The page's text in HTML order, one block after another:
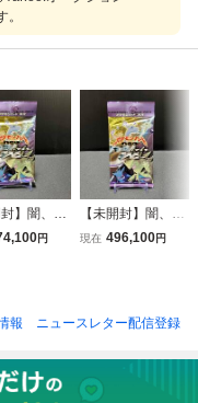
封】闇、そ
りへ… 1
円
【未開封】闇、そ
してひかりへ… 1
現在 496,100円
報 ニュースレター配信登録